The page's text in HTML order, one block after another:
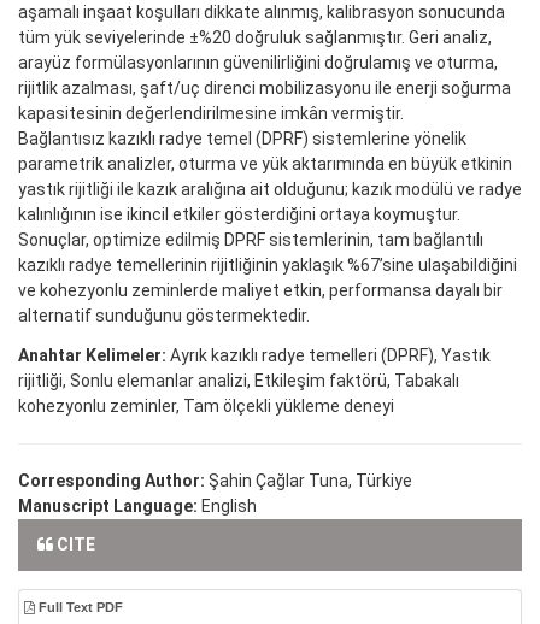
aşamalı inşaat koşulları dikkate alınmış, kalibrasyon sonucunda
tüm yük seviyelerinde ±%20 doğruluk sağlanmıştır. Geri analiz,
arayüz formülasyonlarının güvenilirliğini doğrulamış ve oturma,
rijitlik azalması, şaft/uç direnci mobilizasyonu ile enerji soğurma
kapasitesinin değerlendirilmesine imkân vermiştir.
Bağlantısız kazıklı radye temel (DPRF) sistemlerine yönelik
parametrik analizler, oturma ve yük aktarımında en büyük etkinin
yastık rijitliği ile kazık aralığına ait olduğunu; kazık modülü ve radye
kalınlığının ise ikincil etkiler gösterdiğini ortaya koymuştur.
Sonuçlar, optimize edilmiş DPRF sistemlerinin, tam bağlantılı
kazıklı radye temellerinin rijitliğinin yaklaşık %67’sine ulaşabildiğini
ve kohezyonlu zeminlerde maliyet etkin, performansa dayalı bir
alternatif sunduğunu göstermektedir.
Anahtar Kelimeler: Ayrık kazıklı radye temelleri (DPRF), Yastık
rijitliği, Sonlu elemanlar analizi, Etkileşim faktörü, Tabakalı
kohezyonlu zeminler, Tam ölçekli yükleme deneyi
Corresponding Author: Şahin Çağlar Tuna, Türkiye
Manuscript Language: English
CITE
Full Text PDF